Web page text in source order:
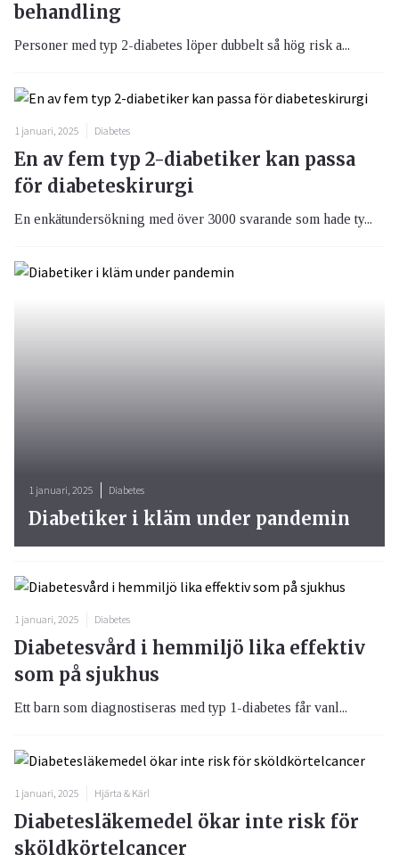
behandling
Personer med typ 2-diabetes löper dubbelt så hög risk a...
1 januari, 2025 Diabetes
En av fem typ 2-diabetiker kan passa
för diabeteskirurgi
En enkätundersökning med över 3000 svarande som hade ty...
1 januari, 2025 Diabetes
Diabetiker i kläm under pandemin
1 januari, 2025 Diabetes
Diabetesvård i hemmiljö lika effektiv
som på sjukhus
Ett barn som diagnostiseras med typ 1-diabetes får vanl...
1 januari, 2025 Hjärta & Kärl
Diabetesläkemedel ökar inte risk för
sköldkörtelcancer